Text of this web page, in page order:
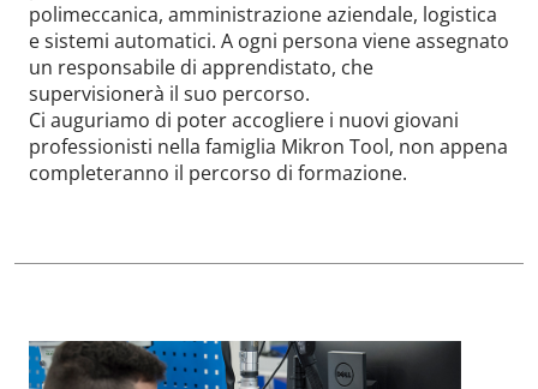
polimeccanica, amministrazione aziendale, logistica
e sistemi automatici. A ogni persona viene assegnato
un responsabile di apprendistato, che
supervisionerà il suo percorso.
Ci auguriamo di poter accogliere i nuovi giovani
professionisti nella famiglia Mikron Tool, non appena
completeranno il percorso di formazione.